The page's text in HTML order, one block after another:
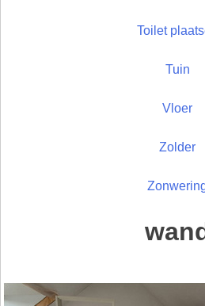
Toilet
Tuin
Vloer
Zolder